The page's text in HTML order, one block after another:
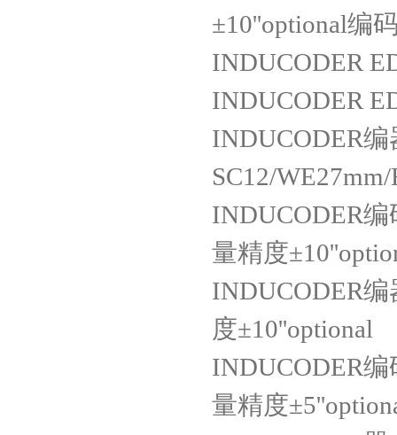
±10''optional编
INDUCODER
INDUCODER
INDUCODER编
SC12/
INDUCODER编
量精度
INDUCODER编
度±10''optional
INDUCODER编
量精度